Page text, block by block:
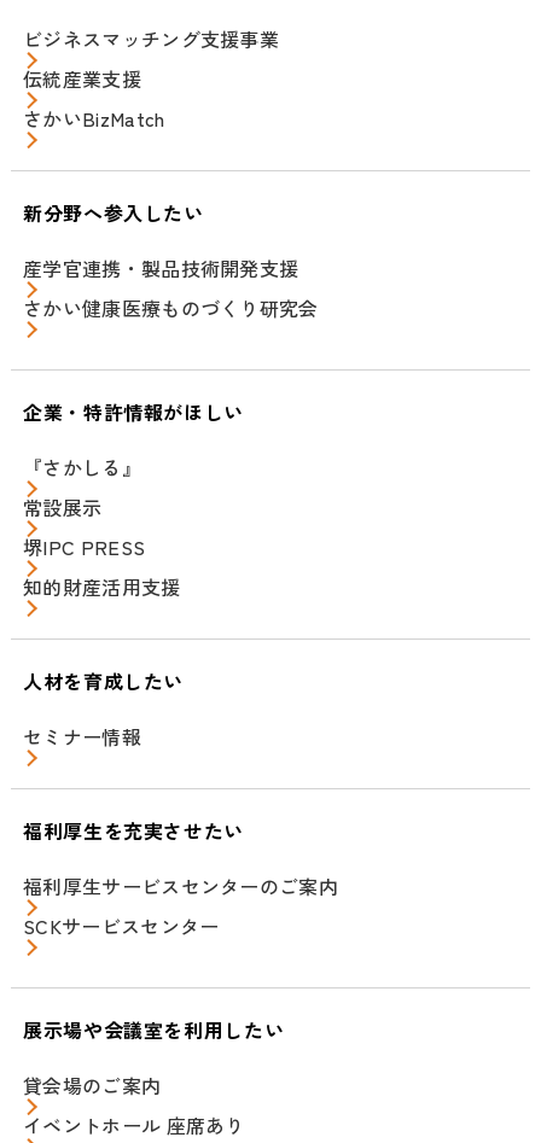
ビジネスマッチング支援事業
伝統産業支援
さかいBizMatch
新分野へ参入したい
産学官連携・製品技術開発支援
さかい健康医療ものづくり研究会
企業・特許情報がほしい
『さかしる』
常設展示
堺IPC PRESS
知的財産活用支援
人材を育成したい
セミナー情報
福利厚生を充実させたい
福利厚生サービスセンターのご案内
SCKサービスセンター
展示場や会議室を利用したい
貸会場のご案内
イベントホール 座席あり